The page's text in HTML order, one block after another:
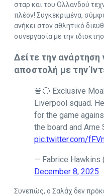
σταρ και του Ολλανδού
πλέον! Συγκεκριμένα,
ανήκει στον αθλητικό
συνεργασία με την
Δείτε την ανάρτηση
αποστολή με την
🚨🔴 Exclusive
Liverpool squad.
for the game
the board and Arne
pic.twitter.com/
— Fabrice Hawkins
December 8, 2025
Συνεπώς, ο Σαλάχ δεν